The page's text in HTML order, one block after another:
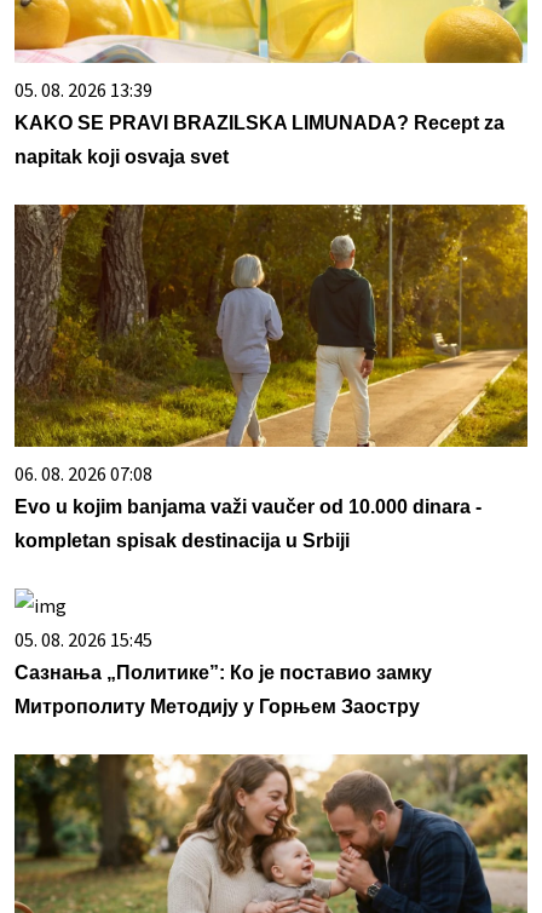
05. 08. 2026 13:39
KAKO SE PRAVI BRAZILSKA LIMUNADA? Recept za
napitak koji osvaja svet
06. 08. 2026 07:08
Evo u kojim banjama važi vaučer od 10.000 dinara -
kompletan spisak destinacija u Srbiji
05. 08. 2026 15:45
Сазнања „Политике”: Ко је поставио замку
Митрополиту Методију у Горњем Заостру